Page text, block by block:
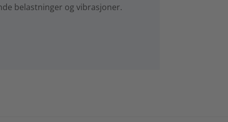
belastninger og vibrasjoner.